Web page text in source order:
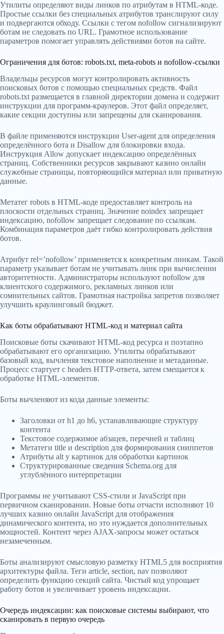
Утилиты определяют виды линков по атрибутам в HTML-коде.
Простые ссылки без специальных атрибутов транслируют силу
и подвергаются обходу. Ссылки с тегом nofollow сигнализируют
ботам не следовать по URL. Грамотное использование
параметров помогает управлять действиями ботов на сайте.
Ограничения для ботов: robots.txt, meta-robots и nofollow-ссылки
Владельцы ресурсов могут контролировать активность
поисковых ботов с помощью специальных средств. Файл
robots.txt размещается в главной директории домена и содержит
инструкции для программ-краулеров. Этот файл определяет,
какие секции доступны или запрещены для сканирования.
В файле применяются инструкции User-agent для определения
определённого бота и Disallow для блокировки входа.
Инструкция Allow допускает индексацию определённых
страниц. Собственники ресурсов закрывают казино онлайн
служебные страницы, повторяющийся материал или приватную
данные.
Метатег robots в HTML-коде предоставляет контроль на
плоскости отдельных страниц. Значение noindex запрещает
индексацию, nofollow запрещает следование по ссылкам.
Комбинация параметров даёт гибко контролировать действия
ботов.
Атрибут rel=’nofollow’ применяется к конкретным линкам. Такой
параметр указывает ботам не учитывать линк при вычислении
авторитетности. Администраторы используют nofollow для
клиентского содержимого, рекламных линков или
сомнительных сайтов. Грамотная настройка запретов позволяет
улучшить краулинговый бюджет.
Как боты обрабатывают HTML‑код и материал сайта
Поисковые боты скачивают HTML-код ресурса и поэтапно
обрабатывают его организацию. Утилиты обрабатывают
базовый код, вычленяя текстовое наполнение и метаданные.
Процесс стартует с headers HTTP-ответа, затем смещается к
обработке HTML-элементов.
Боты вычленяют из кода данные элементы:
Заголовки от h1 до h6, устанавливающие структуру
контента
Текстовое содержимое абзацев, перечней и таблиц
Метатеги title и description для формирования сниппетов
Атрибуты alt у картинок для обработки картинок
Структурированные сведения Schema.org для
углублённого интерпретации
Программы не учитывают CSS-стили и JavaScript при
первичном сканировании. Новые боты отчасти исполняют 10
лучших казино онлайн JavaScript для отображения
динамического контента, но это нуждается дополнительных
мощностей. Контент через AJAX-запросы может остаться
незамеченным.
Боты анализируют смысловую разметку HTML5 для восприятия
архитектуры файла. Теги article, section, nav позволяют
определить функцию секций сайта. Чистый код упрощает
работу ботов и увеличивает уровень индексации.
Очередь индексации: как поисковые системы выбирают, что
сканировать в первую очередь